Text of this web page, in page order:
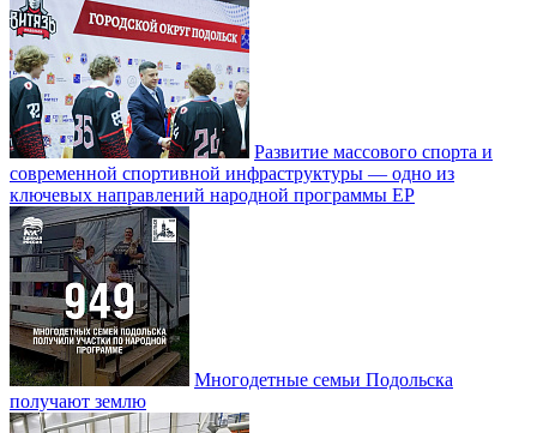
Развитие массового спорта и
современной спортивной инфраструктуры — одно из
ключевых направлений народной программы ЕР
Многодетные семьи Подольска
получают землю